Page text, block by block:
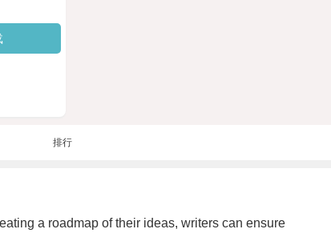
排行
a roadmap of their ideas, writers can ensure